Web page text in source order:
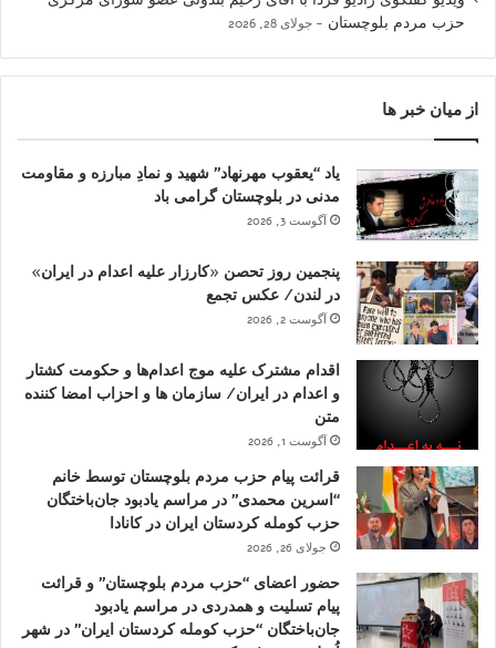
حزب مردم بلوچستان
جولای 28, 2026
از میان خبر ها
یاد “یعقوب مهرنهاد” شهید و نمادِ مبارزه و مقاومت
مدنی در بلوچستان گرامی باد
آگوست 3, 2026
پنجمین روز تحصن «کارزار علیه اعدام در ایران»
در لندن/ عکس تجمع
آگوست 2, 2026
اقدام مشترک علیه موج اعدام‌ها و حکومت کشتار
و اعدام در ایران/ سازمان ها و احزاب امضا کننده
متن
آگوست 1, 2026
قرائت پیام حزب مردم بلوچستان توسط خانم
“اسرین محمدی” در مراسم یادبود جان‌باختگان
حزب کومله کردستان ایران در کانادا
جولای 26, 2026
حضور اعضای “حزب مردم بلوچستان” و قرائت
پیام تسلیت و همدردی در مراسم یادبود
جان‌باختگان “حزب کومله کردستان ایران” در شهر